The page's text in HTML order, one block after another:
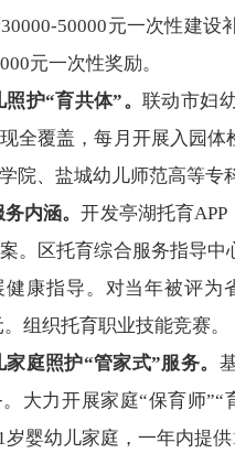
50000元一次性建
元一次性奖励。
照护“育共体”。联动市妇
全覆盖，每月开展入园
院、盐城幼儿师范高等专
务内涵。开发亭湖托育APP
。区托育综合服务指导
康指导。对当年被评
组织托育职业技能竞赛。
庭照护“管家式”服务。
大力开展家庭“保育师
婴幼儿家庭，一年内提